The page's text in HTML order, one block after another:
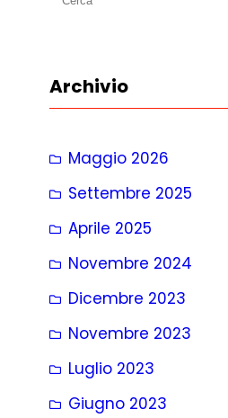
a
Archivio
Maggio 2026
Settembre 2025
Aprile 2025
Novembre 2024
Dicembre 2023
Novembre 2023
Luglio 2023
Giugno 2023